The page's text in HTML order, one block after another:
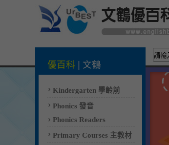
優百科 文鶴
Kindergarten 學齡前
Phonics 發音
Phonics Readers
Primary Courses 主教材